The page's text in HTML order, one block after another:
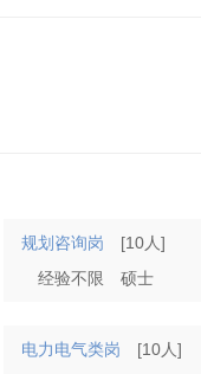
规划咨询岗 [10人]
经验不限
硕士
电力电气类岗 [10人]